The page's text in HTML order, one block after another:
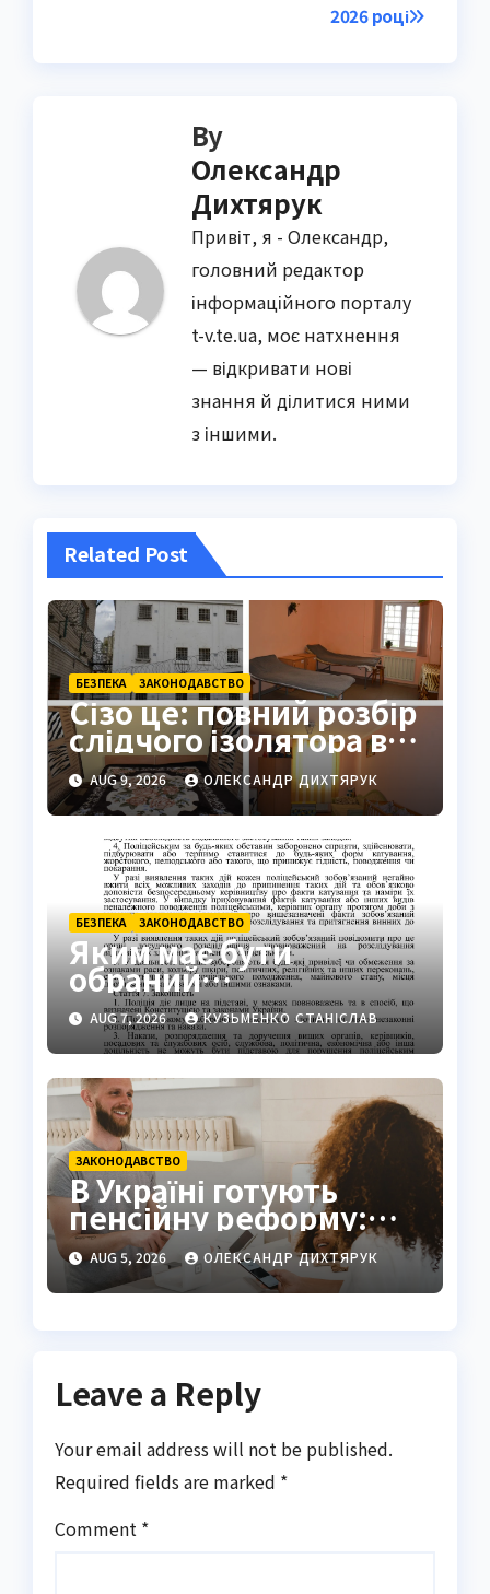
2026 році
By
Олександр
Дихтярук
Привіт, я - Олександр,
головний редактор
інформаційного порталу
t-v.te.ua, моє натхнення
— відкривати нові
знання й ділитися ними
з іншими.
Related Post
БЕЗПЕКА ЗАКОНОДАВСТВО
Сізо це: повний розбір
слідчого ізолятора в
Україні
AUG 9, 2026 ОЛЕКСАНДР ДИХТЯРУК
БЕЗПЕКА ЗАКОНОДАВСТВО
Яким має бути
обраний
поліцейський захід:
ключові вимоги
закону
AUG 7, 2026 КУЗЬМЕНКО СТАНІСЛАВ
ЗАКОНОДАВСТВО
В Україні готують
пенсійну реформу:
мінімум 6000 грн
AUG 5, 2026 ОЛЕКСАНДР ДИХТЯРУК
Leave a Reply
Your email address will not be published.
Required fields are marked *
Comment *